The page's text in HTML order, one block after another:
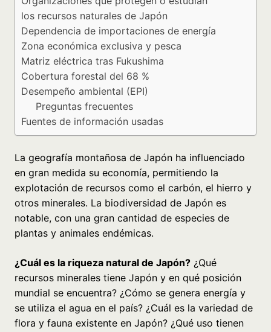
los recursos naturales de Japón
Dependencia de importaciones de energía
Zona económica exclusiva y pesca
Matriz eléctrica tras Fukushima
Cobertura forestal del 68 %
Desempeño ambiental (EPI)
Preguntas frecuentes
Fuentes de información usadas
La geografía montañosa de Japón ha influenciado
en gran medida su economía, permitiendo la
explotación de recursos como el carbón, el hierro y
otros minerales. La biodiversidad de Japón es
notable, con una gran cantidad de especies de
plantas y animales endémicas.
¿Cuál es la riqueza natural de Japón? ¿Qué
recursos minerales tiene Japón y en qué posición
mundial se encuentra? ¿Cómo se genera energía y
se utiliza el agua en el país? ¿Cuál es la variedad de
flora y fauna existente en Japón? ¿Qué uso tienen